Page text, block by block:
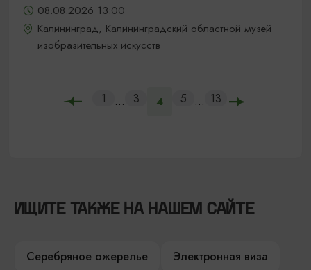
08.08.2026 13:00
Калининград, Калининградский областной музей
изобразительных искусств
1 ... 3 4 5 ... 13
ИЩИТЕ ТАКЖЕ НА НАШЕМ САЙТЕ
Серебряное ожерелье
Электронная виза